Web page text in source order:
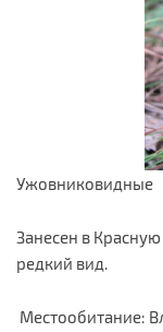
Ужовниковидные
Занесен в Красную
редкий вид.
Местообитание: